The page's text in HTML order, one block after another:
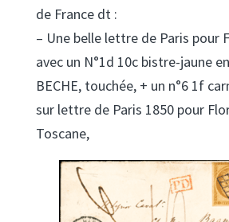
de France dt :
– Une belle lettre de Paris pour
avec un N°1d 10c bistre-jaune
BECHE, touchée, + un n°6 1f
sur lettre de Paris 1850 pour
Toscane,